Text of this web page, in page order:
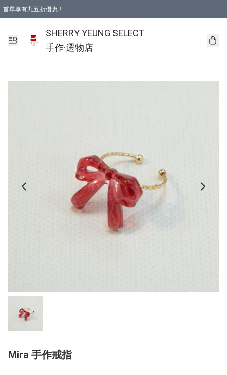
首單享有九五折優惠！
SHERRY YEUNG SELECT
手作·選物店
Mira 手作戒指